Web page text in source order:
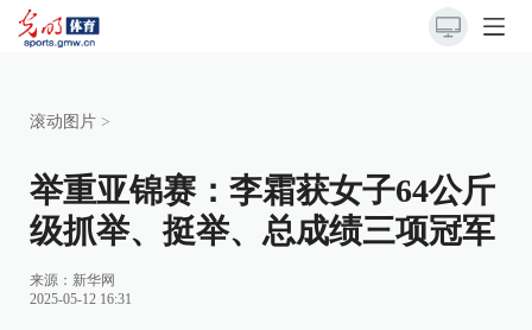
滚动图片 >
举重亚锦赛：李霜获女子64公斤
级抓举、挺举、总成绩三项冠军
来源： 新华网
2025-05-12 16:31